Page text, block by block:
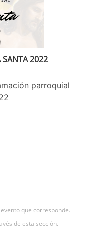
SANTA 2022
parroquial
que corresponde.
de esta sección.